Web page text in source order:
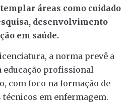
áreas como cuidado
desenvolvimento
em saúde.
a norma prevê a
educação profissional
com foco na formação de
em enfermagem.